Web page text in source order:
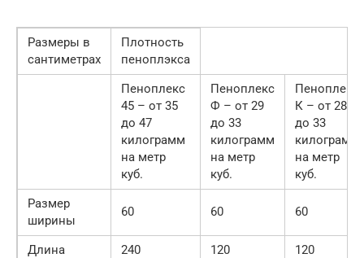
Размеры в
сантиметрах
Плотность
пеноплэкса
Пеноплекс
45 – от 35
до 47
килограмм
на метр
куб.
Пеноплекс
Ф – от 29
до 33
килограмм
на метр
куб.
Пеноплекс
К – от 28
до 33
килограмм
на метр
куб.
Размер
ширины
60 60 60
Длина 240 120
120